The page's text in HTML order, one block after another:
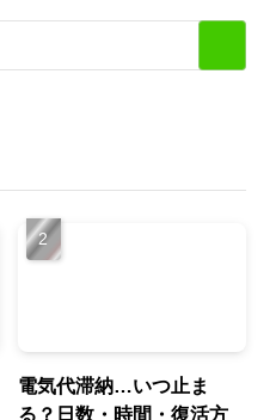
電気代滞納…いつ止ま
る？日数・時間・復活方